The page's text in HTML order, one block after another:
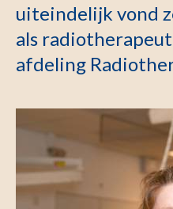
uiteindelijk vond
als
afdeling